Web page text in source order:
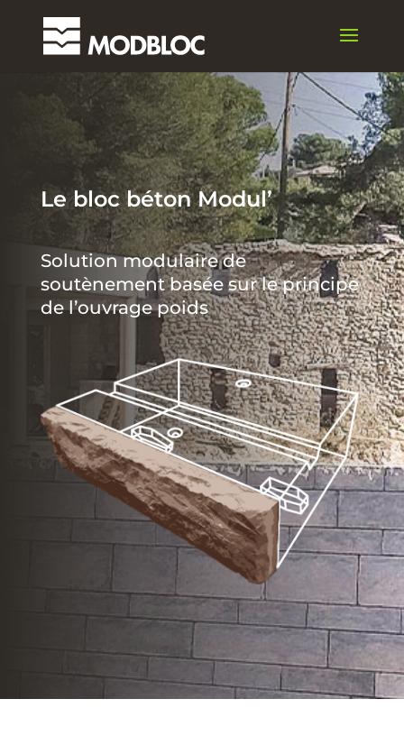
Le bloc béton Modul’
Solution modulaire de
soutènement basée sur le principe
de l’ouvrage poids